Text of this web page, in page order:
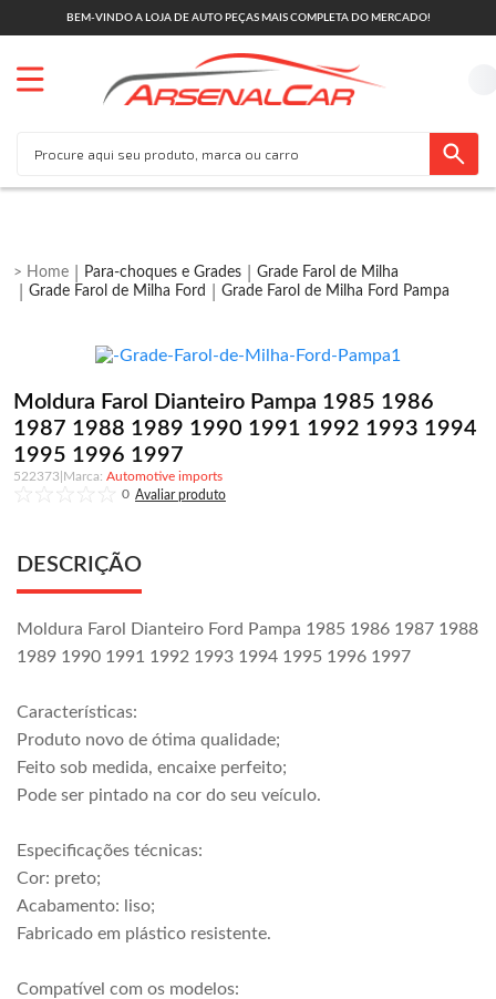
BEM-VINDO A LOJA DE AUTO PEÇAS MAIS COMPLETA DO MERCADO!
Para-choques e Grades
Grade Farol de Milha
Grade Farol de Milha Ford
Grade Farol de Milha Ford Pampa
Moldura Farol Dianteiro Pampa 1985 1986
1987 1988 1989 1990 1991 1992 1993 1994
1995 1996 1997
522373
Automotive imports
0
DESCRIÇÃO
Moldura Farol Dianteiro Ford Pampa 1985 1986 1987 1988
1989 1990 1991 1992 1993 1994 1995 1996 1997
Características:
Produto novo de ótima qualidade;
Feito sob medida, encaixe perfeito;
Pode ser pintado na cor do seu veículo.
Especificações técnicas:
Cor: preto;
Acabamento: liso;
Fabricado em plástico resistente.
Compatível com os modelos: